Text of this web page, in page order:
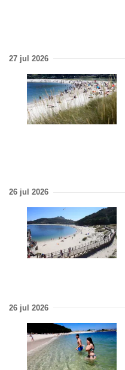
27 jul 2026
26 jul 2026
26 jul 2026